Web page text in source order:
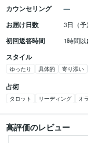
カウンセリング
お届け日数
3日（予
初回返答時間
1時間以
スタイル
ゆったり 具体的 寄り添い
占術
タロット リーディング オ
高評価のレビュー